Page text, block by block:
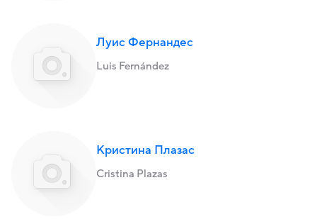
Луис Фернандес
Luis Fernández
Кристина Плазас
Cristina Plazas